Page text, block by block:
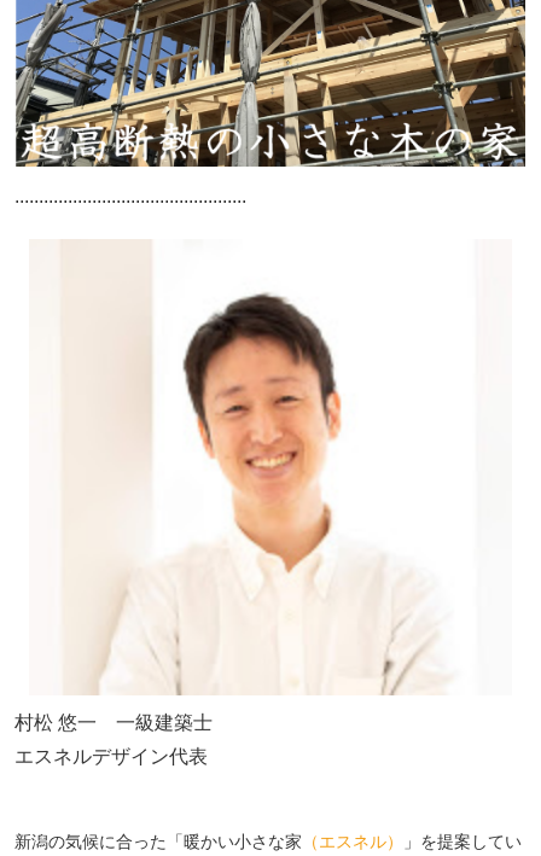
................................................
村松 悠一 一級建築士
エスネルデザイン代表
新潟の気候に合った「暖かい小さな家 （エスネル）
」を提案してい